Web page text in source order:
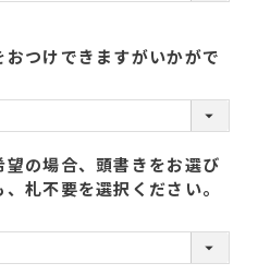
つけできますがいかがで
の場合、頭書きをお選び
札不要を選択ください。